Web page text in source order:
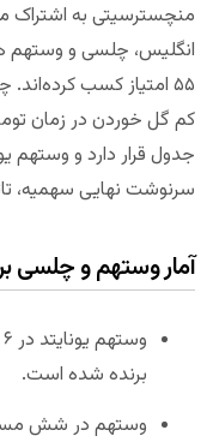
منچسترسیتی به اشتراک
۵۵ امتیاز کسب
کم گل خوردن در زمان
جدول قرار دارد و وستهم
سرنوشت نهایی سهمیه،
آمار وستهم و چلسی
برنده شده است.
وستهم در شش